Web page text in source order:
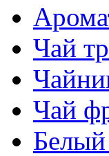
Чай
Чай
Белый